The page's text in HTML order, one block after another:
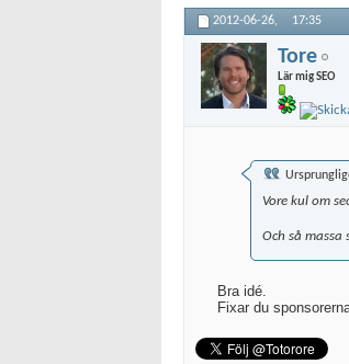
2012-06-26, 17:35
Tore
Lär mig SEO
Vore kul om
Och så massa
Bra idé.
Fixar du